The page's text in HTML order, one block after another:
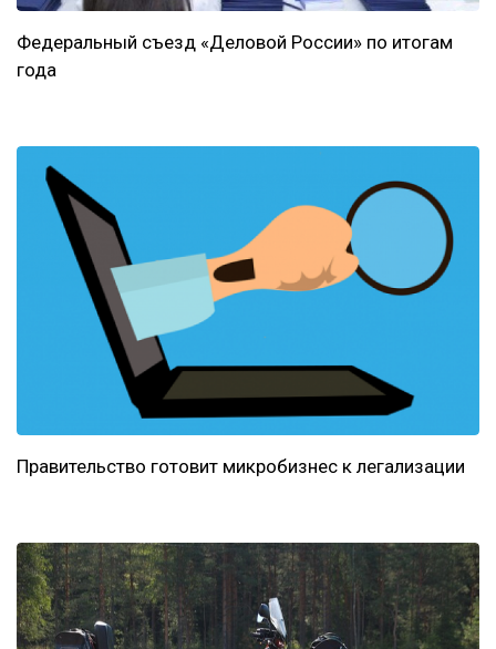
Федеральный съезд «Деловой России» по итогам
года
Правительство готовит микробизнес к легализации